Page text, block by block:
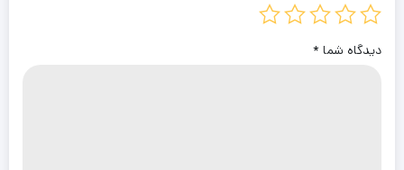
دیدگاه شما *